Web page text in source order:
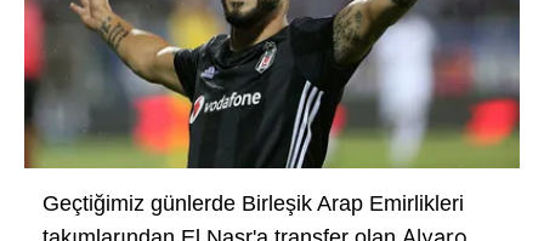
Geçtiğimiz günlerde Birleşik Arap Emirlikleri